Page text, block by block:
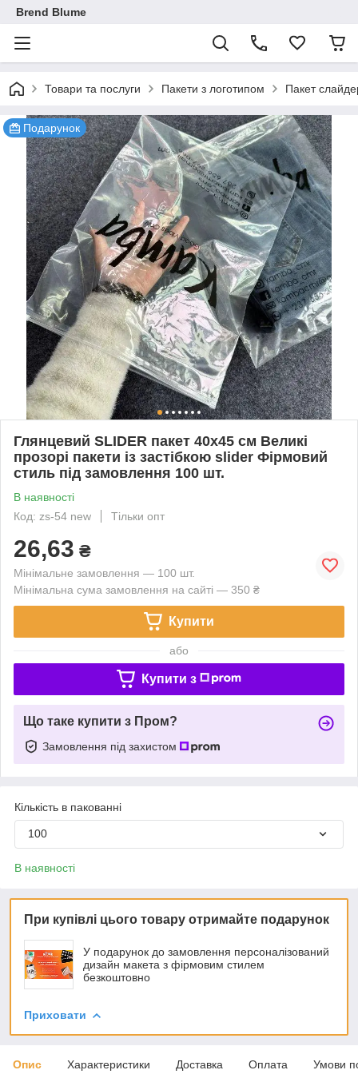
Brend Blume
Товари та послуги Пакети з логотипом Пакет
Подарунок
Глянцевий SLIDER пакет 40x45 см Великі
прозорі пакети із застібкою slider Фірмовий
стиль під замовлення 100 шт.
В наявності
Код: zs-54 new
Тільки опт
26,63 ₴
Мінімальне замовлення — 100 шт.
Мінімальна сума замовлення на сайті — 350 ₴
Купити
або
Купити з
Що таке купити з Пром?
Замовлення під захистом
Кількість в пакованні
100
В наявності
При купівлі цього товару отримайте подарунок
У подарунок до замовлення персоналізований
дизайн макета з фірмовим стилем
безкоштовно
Приховати
Опис Характеристики Доставка Оплата Умови